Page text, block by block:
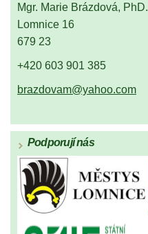
Mgr. Marie Brázdová, PhD.
Lomnice 16
679 23
+420 603 901 385
brazdovam@yahoo.com
Podporují nás